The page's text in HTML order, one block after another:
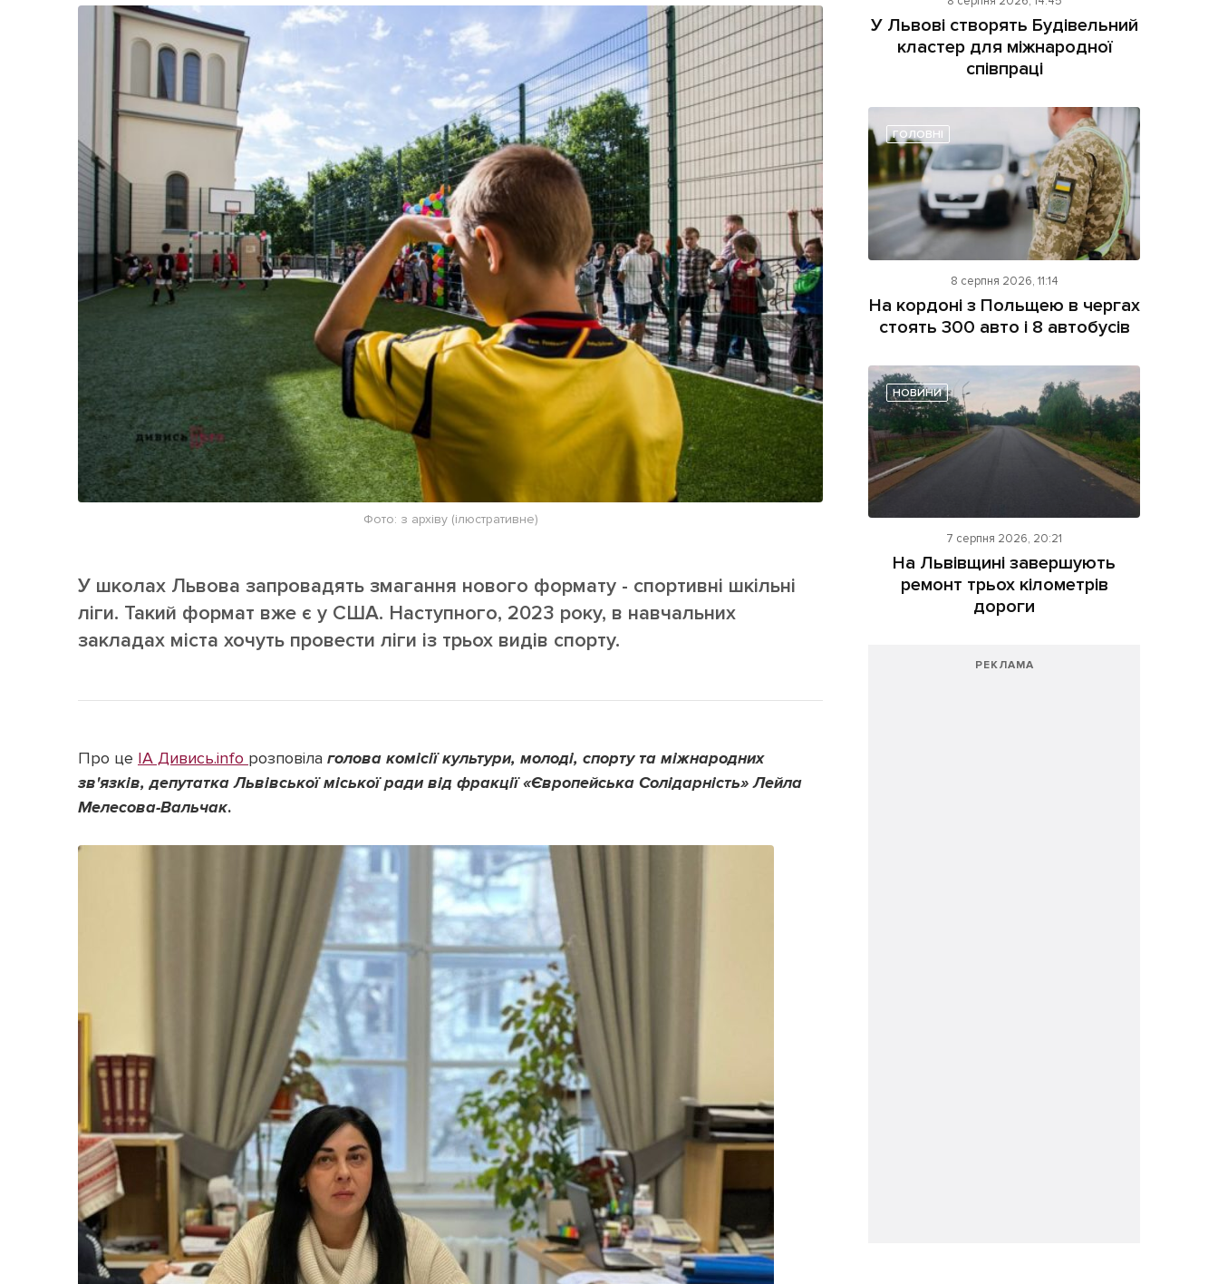
Життя
Культура
Афіша
Лонгріди
[email protected]
Реклама на сайті
Політика конфіденційності
Фото: з архіву (ілюстративне)
У школах Львова запровадять змагання нового формату - спортивні шкільні
ліги. Такий формат вже є у США. Наступного, 2023 року, в навчальних
закладах міста хочуть провести ліги із трьох видів спорту.
Про це ІА Дивись.info розповіла голова комісії культури, молоді, спорту та міжнародних
зв'язків, депутатка Львівської міської ради від фракції «Європейська Солідарність» Лейла
Мелесова-Вальчак.
У Львові створять Будівельний
кластер для міжнародної
співпраці
ГОЛОВНІ
8 серпня 2026, 11:14
На кордоні з Польщею в чергах
стоять 300 авто і 8 автобусів
НОВИНИ
7 серпня 2026, 20:21
На Львівщині завершують
ремонт трьох кілометрів
дороги
РЕКЛАМА